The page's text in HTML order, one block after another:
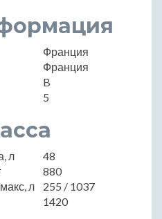
Франция
Франция
B
5
л
48
880
л
255 / 1037
1420